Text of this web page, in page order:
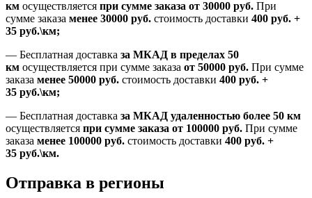
км осуществляется при сумме заказа от 30000 руб. При
сумме заказа менее 30000 руб. стоимость доставки 400 руб. +
35 руб.\км;
— Бесплатная доставка за МКАД в пределах 50
км осуществляется при сумме заказа от 50000 руб. При сумме
заказа менее 50000 руб. стоимость доставки 400 руб. +
35 руб.\км;
— Бесплатная доставка за МКАД удаленностью более 50 км
осуществляется при сумме заказа от 100000 руб. При сумме
заказа менее 100000 руб. стоимость доставки 400 руб. +
35 руб.\км.
Отправка в регионы